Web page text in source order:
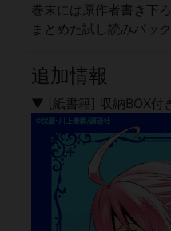
巻末には原作者書き下
まとめた試し読みパッ
追加情報
▼ [紙書籍] 収納BOX付